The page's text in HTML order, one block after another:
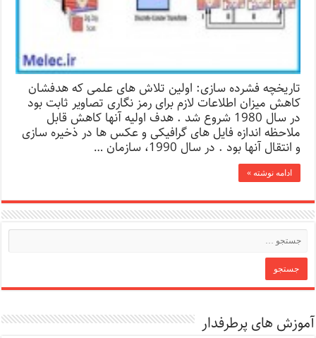
تاریخچه فشرده سازی: اولین تلاش های علمی که هدفشان
کاهش میزان اطلاعات لازم برای رمز نگاری تصاویر ثابت بود
در سال 1980 شروع شد . هدف اولیه آنها کاهش قابل
ملاحظه اندازه فایل های گرافیکی و عکس ها در ذخیره سازی
و انتقال آنها بود . در سال 1990، سازمان …
ادامه نوشته »
آموزش های پرطرفدار